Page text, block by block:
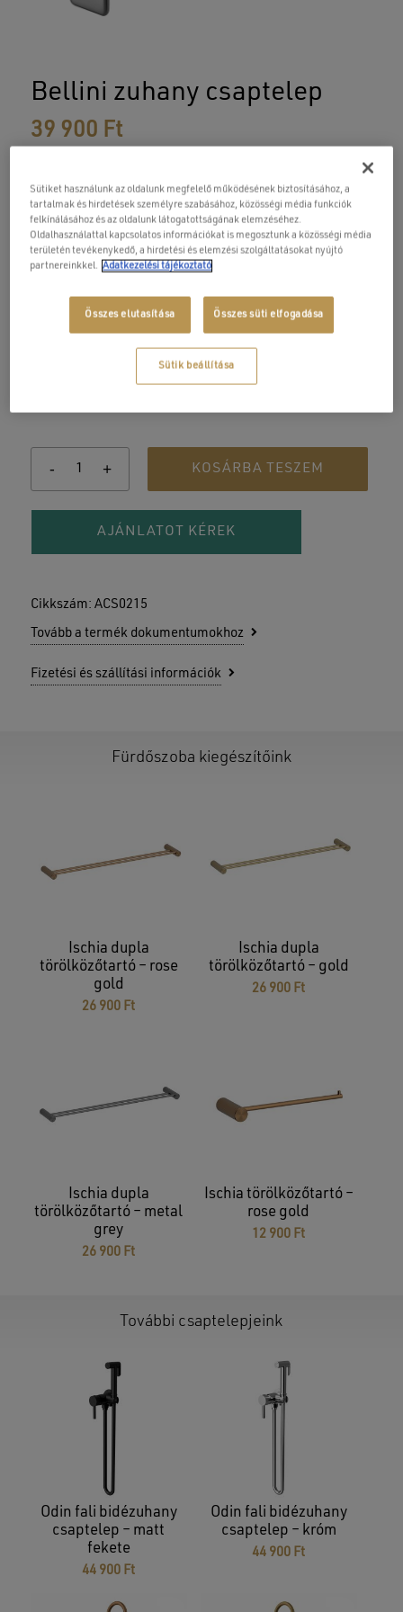
Nincsenek termékek a kosárban.
GO TO SHOP
Bellini zuhany csaptelep
39 900 Ft
Lekerekített formáival a Bellini kollekció darabjai a
hagyományos, egyszerű vonalakat képviselik. Válassza Ön
is fürdőszobájába csaptelepeink egyikét!
Egykaros, fali, zuhany csaptelep
Kerámiabetéttel ellátva
Zuhanyfej, gégecső és tartókonzol nélkül
Csaptelepek, fürdőszobai kiegészítők házhoz szállítás
KOSÁRBA TESZEM
AJÁNLATOT KÉREK
Cikkszám: ACS0215
Tovább a termék dokumentumokhoz
Fizetési és szállítási információk
Fürdőszoba kiegészítőink
Ischia dupla
törölközőtartó – rose
gold
26 900 Ft
Ischia dupla
törölközőtartó – gold
26 900 Ft
Ischia dupla
törölközőtartó – metal
grey
26 900 Ft
Ischia törölközőtartó –
rose gold
12 900 Ft
További csaptelepjeink
Odin fali bidézuhany
csaptelep – matt
fekete
44 900 Ft
Odin fali bidézuhany
csaptelep – króm
44 900 Ft
Sütiket használunk az oldalunk megfelelő működésének biztosításához, a
tartalmak és hirdetések személyre szabásához, közösségi média funkciók
felkínálásához és az oldalunk látogatottságának elemzéséhez.
Oldalhasználattal kapcsolatos információkat is megosztunk a közösségi média
területén tevékenykedő, a hirdetési és elemzési szolgáltatásokat nyújtó
partnereinkkel. Adatkezelési tájékoztató
Összes elutasítása Összes süti elfogadása
Sütik beállítása